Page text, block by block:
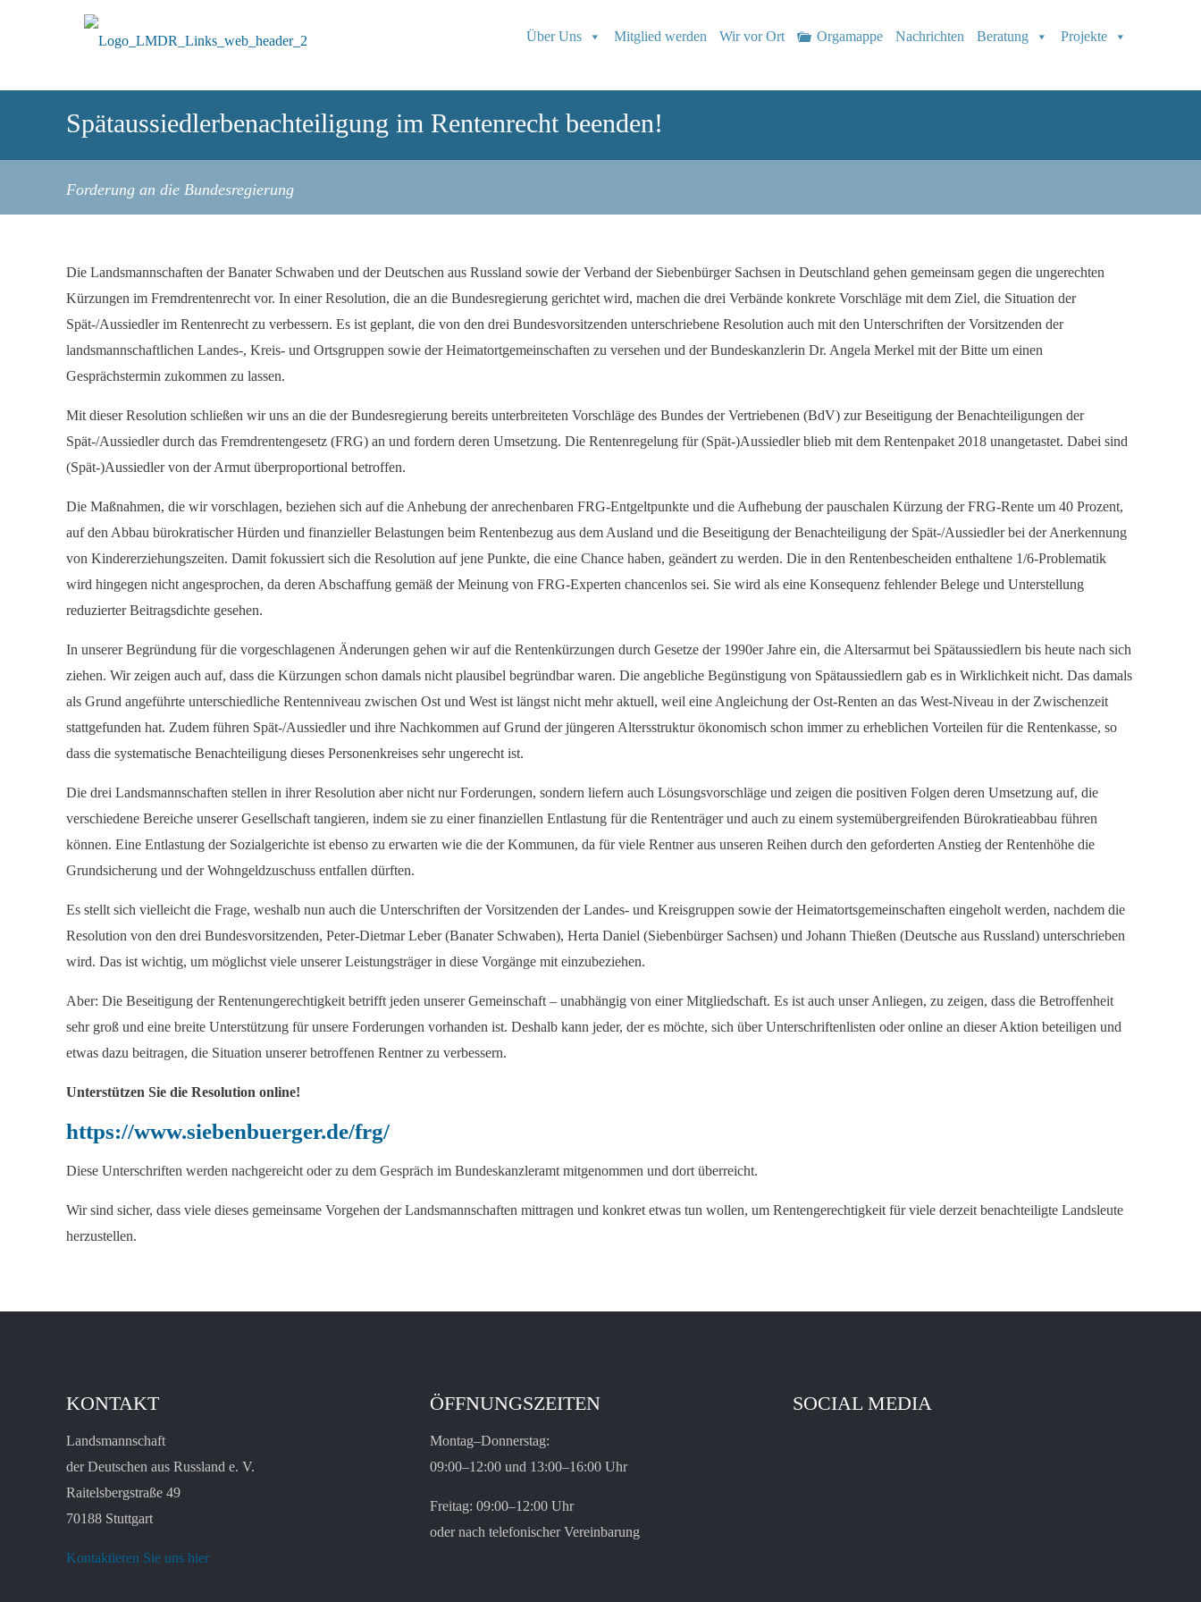
Über Uns Mitglied werden Wir vor Ort Orgamappe Nachrichten Beratung Projekte
Spätaussiedlerbenachteiligung im Rentenrecht beenden!
Forderung an die Bundesregierung
Die Landsmannschaften der Banater Schwaben und der Deutschen aus Russland sowie der Verband der Siebenbürger Sachsen in Deutschland gehen gemeinsam gegen die ungerechten
Kürzungen im Fremdrentenrecht vor. In einer Resolution, die an die Bundesregierung gerichtet wird, machen die drei Verbände konkrete Vorschläge mit dem Ziel, die Situation der
Spät-/Aussiedler im Rentenrecht zu verbessern. Es ist geplant, die von den drei Bundesvorsitzenden unterschriebene Resolution auch mit den Unterschriften der Vorsitzenden der
landsmannschaftlichen Landes-, Kreis- und Ortsgruppen sowie der Heimatortgemeinschaften zu versehen und der Bundeskanzlerin Dr. Angela Merkel mit der Bitte um einen
Gesprächstermin zukommen zu lassen.
Mit dieser Resolution schließen wir uns an die der Bundesregierung bereits unterbreiteten Vorschläge des Bundes der Vertriebenen (BdV) zur Beseitigung der Benachteiligungen der
Spät-/Aussiedler durch das Fremdrentengesetz (FRG) an und fordern deren Umsetzung. Die Rentenregelung für (Spät-)Aussiedler blieb mit dem Rentenpaket 2018 unangetastet. Dabei sind
(Spät-)Aussiedler von der Armut überproportional betroffen.
Die Maßnahmen, die wir vorschlagen, beziehen sich auf die Anhebung der anrechenbaren FRG-Entgeltpunkte und die Aufhebung der pauschalen Kürzung der FRG-Rente um 40 Prozent,
auf den Abbau bürokratischer Hürden und finanzieller Belastungen beim Rentenbezug aus dem Ausland und die Beseitigung der Benachteiligung der Spät-/Aussiedler bei der Anerkennung
von Kindererziehungszeiten. Damit fokussiert sich die Resolution auf jene Punkte, die eine Chance haben, geändert zu werden. Die in den Rentenbescheiden enthaltene 1/6-Problematik
wird hingegen nicht angesprochen, da deren Abschaffung gemäß der Meinung von FRG-Experten chancenlos sei. Sie wird als eine Konsequenz fehlender Belege und Unterstellung
reduzierter Beitragsdichte gesehen.
In unserer Begründung für die vorgeschlagenen Änderungen gehen wir auf die Rentenkürzungen durch Gesetze der 1990er Jahre ein, die Altersarmut bei Spätaussiedlern bis heute nach sich
ziehen. Wir zeigen auch auf, dass die Kürzungen schon damals nicht plausibel begründbar waren. Die angebliche Begünstigung von Spätaussiedlern gab es in Wirklichkeit nicht. Das damals
als Grund angeführte unterschiedliche Rentenniveau zwischen Ost und West ist längst nicht mehr aktuell, weil eine Angleichung der Ost-Renten an das West-Niveau in der Zwischenzeit
stattgefunden hat. Zudem führen Spät-/Aussiedler und ihre Nachkommen auf Grund der jüngeren Altersstruktur ökonomisch schon immer zu erheblichen Vorteilen für die Rentenkasse, so
dass die systematische Benachteiligung dieses Personenkreises sehr ungerecht ist.
Die drei Landsmannschaften stellen in ihrer Resolution aber nicht nur Forderungen, sondern liefern auch Lösungsvorschläge und zeigen die positiven Folgen deren Umsetzung auf, die
verschiedene Bereiche unserer Gesellschaft tangieren, indem sie zu einer finanziellen Entlastung für die Rententräger und auch zu einem systemübergreifenden Bürokratieabbau führen
können. Eine Entlastung der Sozialgerichte ist ebenso zu erwarten wie die der Kommunen, da für viele Rentner aus unseren Reihen durch den geforderten Anstieg der Rentenhöhe die
Grundsicherung und der Wohngeldzuschuss entfallen dürften.
Es stellt sich vielleicht die Frage, weshalb nun auch die Unterschriften der Vorsitzenden der Landes- und Kreisgruppen sowie der Heimatortsgemeinschaften eingeholt werden, nachdem die
Resolution von den drei Bundesvorsitzenden, Peter-Dietmar Leber (Banater Schwaben), Herta Daniel (Siebenbürger Sachsen) und Johann Thießen (Deutsche aus Russland) unterschrieben
wird. Das ist wichtig, um möglichst viele unserer Leistungsträger in diese Vorgänge mit einzubeziehen.
Aber: Die Beseitigung der Rentenungerechtigkeit betrifft jeden unserer Gemeinschaft – unabhängig von einer Mitgliedschaft. Es ist auch unser Anliegen, zu zeigen, dass die Betroffenheit
sehr groß und eine breite Unterstützung für unsere Forderungen vorhanden ist. Deshalb kann jeder, der es möchte, sich über Unterschriftenlisten oder online an dieser Aktion beteiligen und
etwas dazu beitragen, die Situation unserer betroffenen Rentner zu verbessern.
Unterstützen Sie die Resolution online!
https://www.siebenbuerger.de/frg/
Diese Unterschriften werden nachgereicht oder zu dem Gespräch im Bundeskanzleramt mitgenommen und dort überreicht.
Wir sind sicher, dass viele dieses gemeinsame Vorgehen der Landsmannschaften mittragen und konkret etwas tun wollen, um Rentengerechtigkeit für viele derzeit benachteiligte Landsleute
herzustellen.
KONTAKT
Landsmannschaft
der Deutschen aus Russland e. V.
Raitelsbergstraße 49
70188 Stuttgart
Kontaktieren Sie uns hier
ÖFFNUNGSZEITEN
Montag–Donnerstag:
09:00–12:00 und 13:00–16:00 Uhr
Freitag: 09:00–12:00 Uhr
oder nach telefonischer Vereinbarung
SOCIAL MEDIA